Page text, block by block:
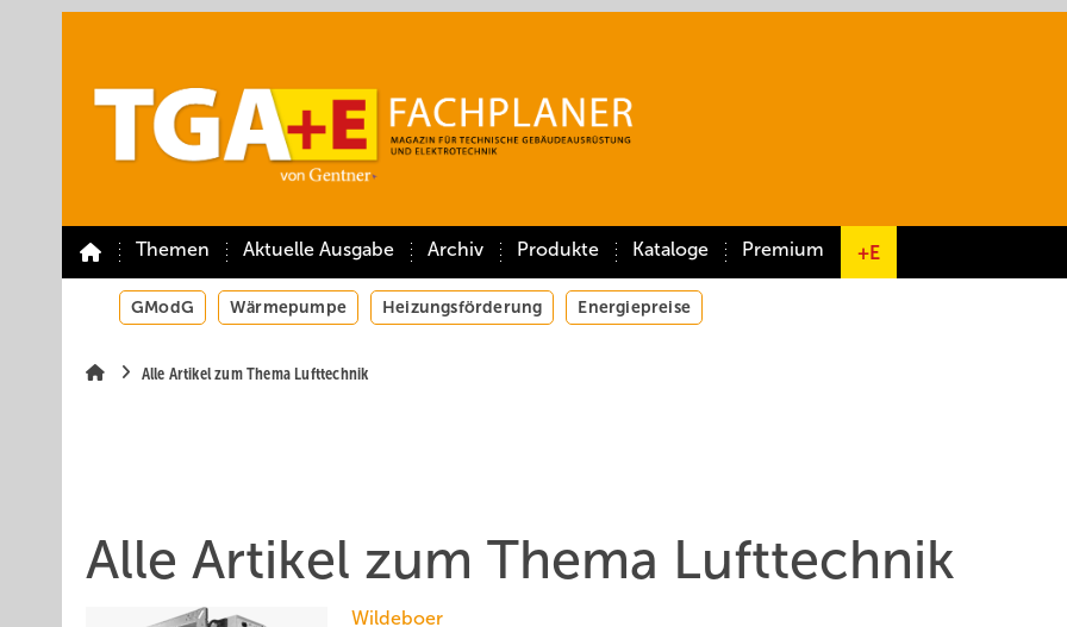
Themen Aktuelle Ausgabe Archiv Produkte Kataloge Premium +E
GModG Wärmepumpe Heizungsförderung Energiepreise
Alle Artikel zum Thema Lufttechnik
Alle Artikel zum Thema Lufttechnik
Wildeboer